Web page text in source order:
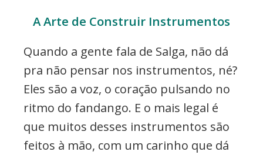
A Arte de Construir Instrumentos
Quando a gente fala de Salga, não dá
pra não pensar nos instrumentos, né?
Eles são a voz, o coração pulsando no
ritmo do fandango. E o mais legal é
que muitos desses instrumentos são
feitos à mão, com um carinho que dá